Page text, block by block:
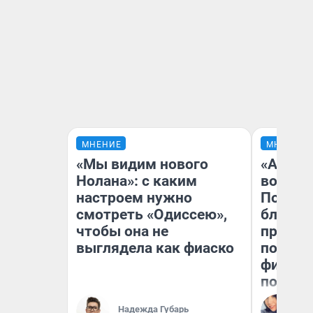
МНЕНИЕ
«Мы видим нового
Нолана»: с каким
настроем нужно
смотреть «Одиссею»,
чтобы она не
выглядела как фиаско
Надежда Губарь
МНЕНИЕ
вот